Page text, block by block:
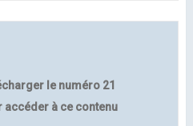
le numéro 21
accéder à ce contenu